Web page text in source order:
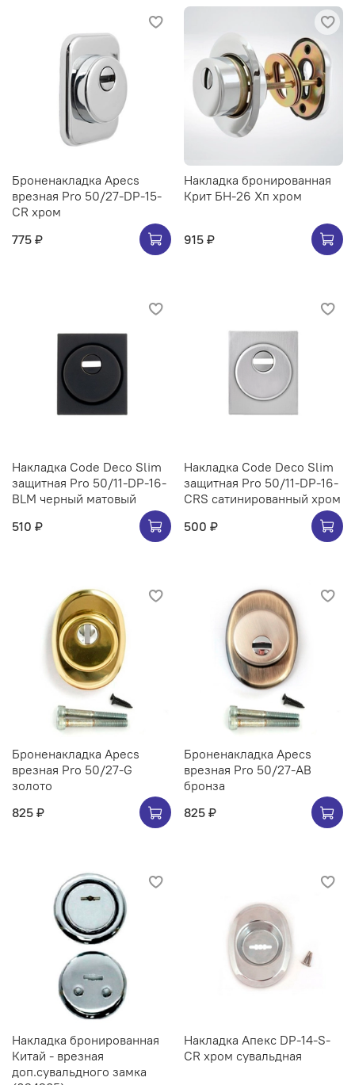
Броненакладка Apecs
врезная Pro 50/27-DP-15-
CR хром
775 ₽
Накладка бронированная
Крит БН-26 Хп хром
915 ₽
Накладка Code Deco Slim
защитная Pro 50/11-DP-16-
BLM черный матовый
510 ₽
Накладка Code Deco Slim
защитная Pro 50/11-DP-16-
CRS сатинированный хром
500 ₽
Броненакладка Apecs
врезная Pro 50/27-G
золото
825 ₽
Броненакладка Apecs
врезная Pro 50/27-AB
бронза
825 ₽
Накладка бронированная
Китай - врезная
доп.сувальдного замка
Накладка Апекс DP-14-S-
CR хром сувальдная